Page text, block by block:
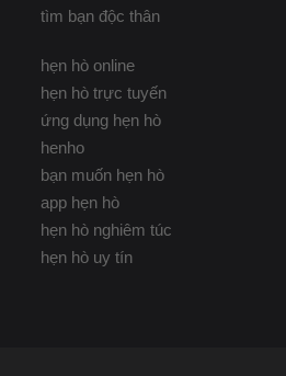
tìm bạn độc thân
hẹn hò online
hẹn hò trực tuyến
ứng dụng hẹn hò
henho
bạn muốn hẹn hò
app hẹn hò
hẹn hò nghiêm túc
hẹn hò uy tín